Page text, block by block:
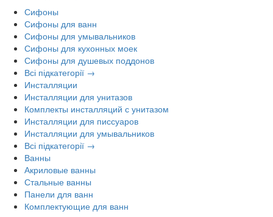
Сифоны
Сифоны для ванн
Сифоны для умывальников
Сифоны для кухонных моек
Сифоны для душевых поддонов
Всі підкатегорії →
Инсталляции
Инсталляции для унитазов
Комплекты инсталляций с унитазом
Инсталляции для писсуаров
Инсталляции для умывальников
Всі підкатегорії →
Ванны
Акриловые ванны
Стальные ванны
Панели для ванн
Комплектующие для ванн